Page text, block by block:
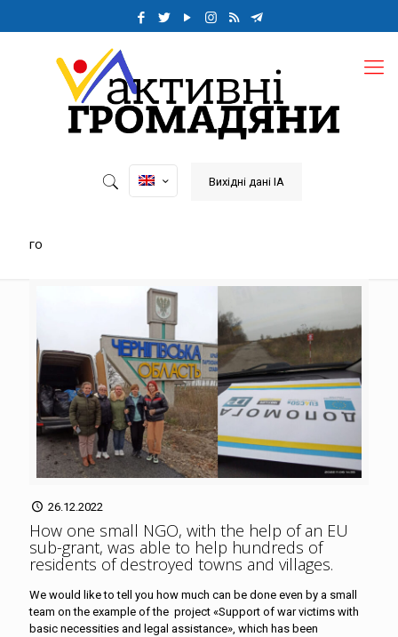
Вихідні дані ІА
го
26.12.2022
How one small NGO, with the help of an EU
sub-grant, was able to help hundreds of
residents of destroyed towns and villages.
We would like to tell you how much can be done even by a small
team on the example of the project «Support of war victims with
basic necessities and legal assistance», which has been